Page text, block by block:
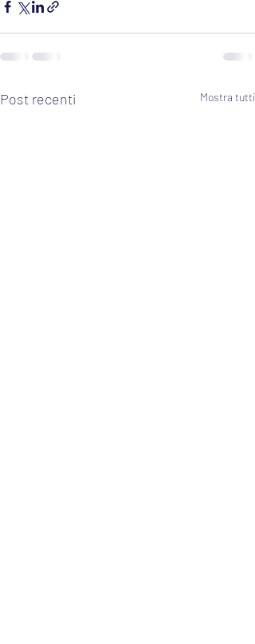
Post recenti Mostra tutti